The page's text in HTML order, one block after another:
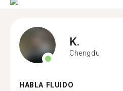
K.
Chengdu
HABLA FLUIDO